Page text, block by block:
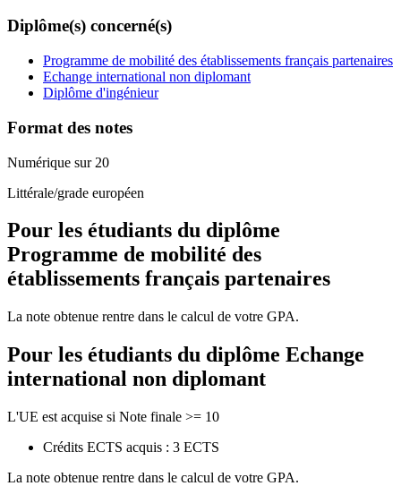
Diplôme(s) concerné(s)
Programme de mobilité des établissements français partenaires
Echange international non diplomant
Diplôme d'ingénieur
Format des notes
Numérique sur 20
Littérale/grade européen
Pour les étudiants du diplôme
Programme de mobilité des
établissements français partenaires
La note obtenue rentre dans le calcul de votre GPA.
Pour les étudiants du diplôme Echange
international non diplomant
L'UE est acquise si Note finale >= 10
Crédits ECTS acquis : 3 ECTS
La note obtenue rentre dans le calcul de votre GPA.